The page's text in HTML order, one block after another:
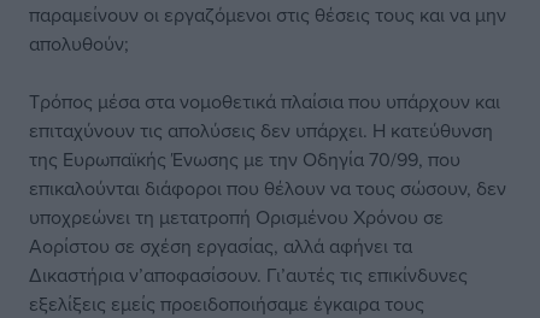
παραμείνουν οι εργαζόμενοι στις θέσεις τους και να μην
απολυθούν;
Τρόπος μέσα στα νομοθετικά πλαίσια που υπάρχουν και
επιταχύνουν τις απολύσεις δεν υπάρχει. Η κατεύθυνση
της Ευρωπαϊκής Ένωσης με την Οδηγία 70/99, που
επικαλούνται διάφοροι που θέλουν να τους σώσουν, δεν
υποχρεώνει τη μετατροπή Ορισμένου Χρόνου σε
Αορίστου σε σχέση εργασίας, αλλά αφήνει τα
Δικαστήρια ν’αποφασίσουν. Γι’αυτές τις επικίνδυνες
εξελίξεις εμείς προειδοποιήσαμε έγκαιρα τους